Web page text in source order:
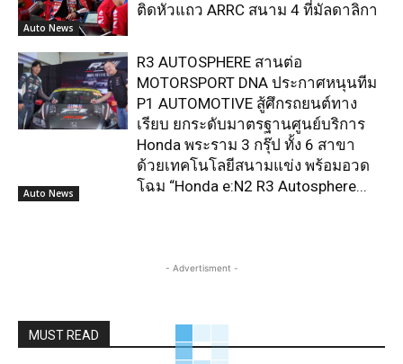
Auto News
ติดหัวแถว ARRC สนาม 4 ที่มัลดาลิกา
Auto News
R3 AUTOSPHERE สานต่อ
MOTORSPORT DNA ประกาศหนุนทีม
P1 AUTOMOTIVE สู้ศึกรถยนต์ทาง
เรียบ ยกระดับมาตรฐานศูนย์บริการ
Honda พระราม 3 กรุ๊ป ทั้ง 6 สาขา
ด้วยเทคโนโลยีสนามแข่ง พร้อมอวด
โฉม “Honda e:N2 R3 Autosphere...
- Advertisment -
MUST READ